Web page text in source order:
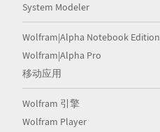
System Modeler
Wolfram|Alpha Notebook Edition
Wolfram|Alpha Pro
移动应用
Wolfram 引擎
Wolfram Player